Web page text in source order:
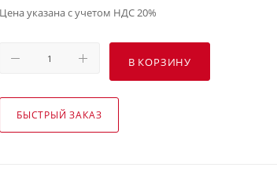
Цена указана с учетом НДС 20%
В КОРЗИНУ
БЫСТРЫЙ ЗАКАЗ